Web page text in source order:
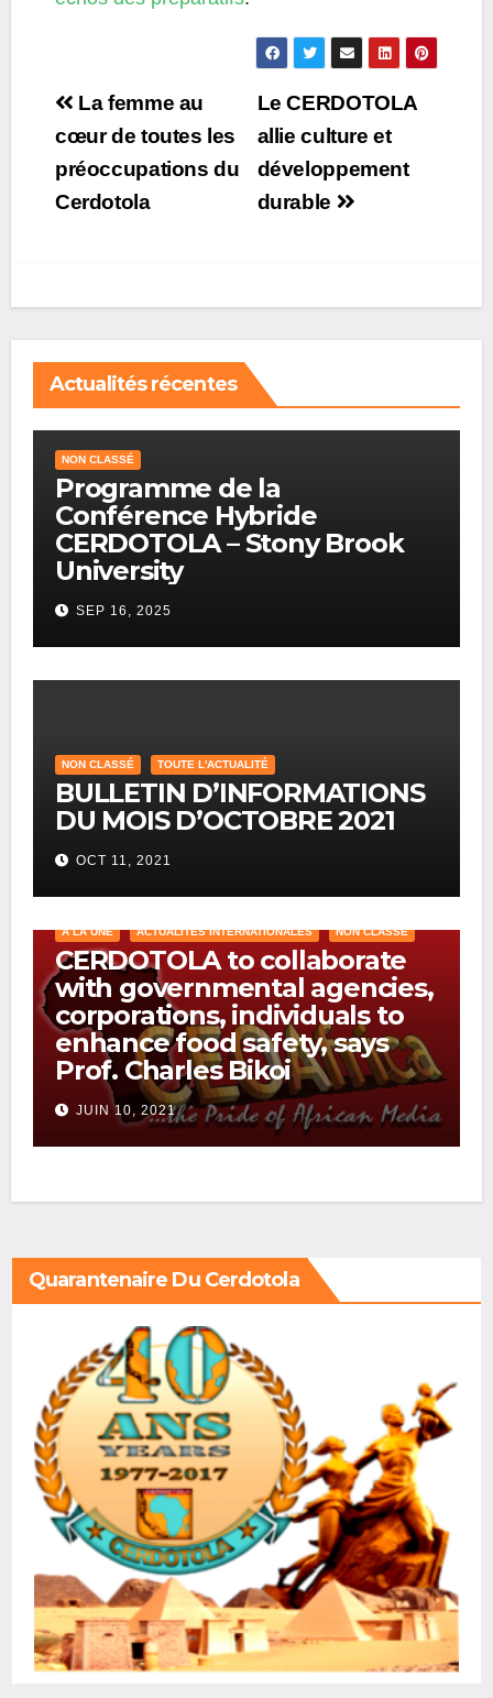
Post
navigation
Le CERDOTOLA
allie culture et
développement
durable
La femme au
cœur de toutes les
préoccupations du
Cerdotola
Actualités récentes
NON CLASSÉ
Programme de la
Conférence Hybride
CERDOTOLA – Stony Brook
University
SEP 16, 2025
NON CLASSÉ TOUTE L'ACTUALITÉ
BULLETIN D’INFORMATIONS
DU MOIS D’OCTOBRE 2021
OCT 11, 2021
A LA UNE ACTUALITÉS INTERNATIONALES NON CLASSÉ
CERDOTOLA to collaborate
with governmental agencies,
corporations, individuals to
enhance food safety, says
Prof. Charles Bikoi
JUIN 10, 2021
Quarantenaire Du Cerdotola